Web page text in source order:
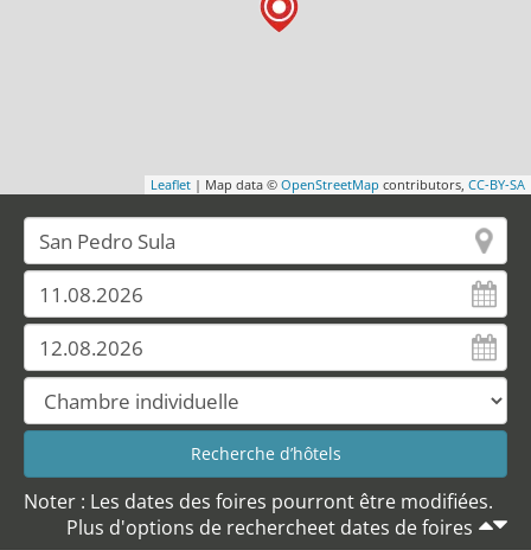
Leaflet | Map data © OpenStreetMap contributors, CC-BY-SA
Noter : Les dates des foires pourront être modifiées.
Plus d'options de rechercheet dates de foires